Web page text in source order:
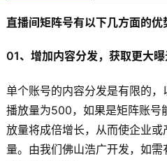
直播间矩阵号有以下几方面的优
01、增加内容分发，获取更大
单个账号的内容分发是有限的
播放量为500，如果是矩阵账号
放量将成倍增长，从而使企业
量。 由我们佛山浩广开发，如